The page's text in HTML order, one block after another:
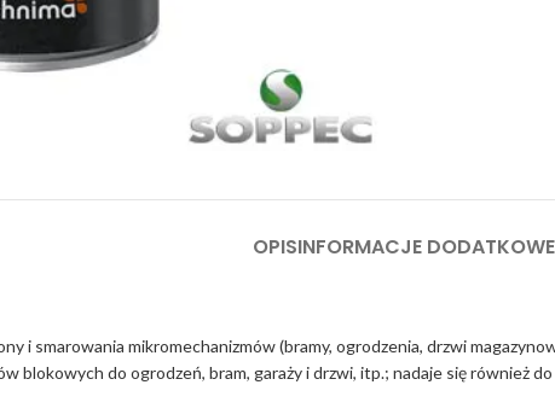
OPISINFORMACJE DODATKOWE
i smarowania mikromechanizmów (bramy, ogrodzenia, drzwi
blokowych do ogrodzeń, bram, garaży i drzwi, itp.; nadaje się również